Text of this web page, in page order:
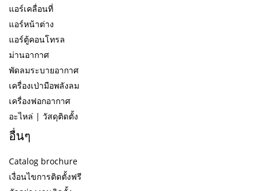
แอร์เคลื่อนที่
แอร์หน้าต่าง
แอร์ตู้คอนโทรล
ม่านอากาศ
พัดลมระบายอากาศ
เครื่องเป่ามือพลังลม
เครื่องฟอกอากาศ
อะไหล่ | วัสดุติดตั้ง
อื่นๆ
Catalog brochure
เงื่อนไขการติดตั้งฟรี